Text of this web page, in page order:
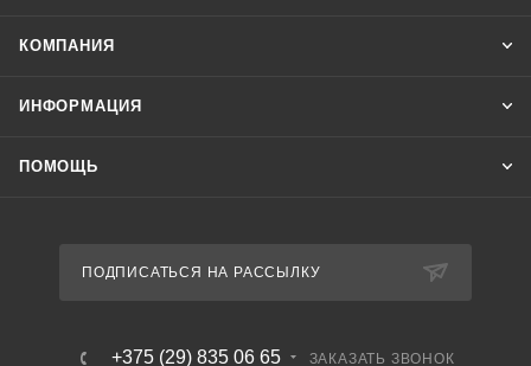
КОМПАНИЯ
ИНФОРМАЦИЯ
ПОМОЩЬ
ПОДПИСАТЬСЯ НА РАССЫЛКУ
+375 (29) 835 06 65 ЗАКАЗАТЬ ЗВОНОК